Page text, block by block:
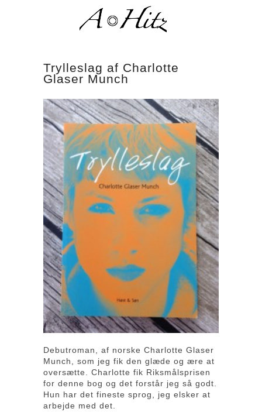
Trylleslag af Charlotte
Glaser Munch
Debutroman, af norske Charlotte Glaser
Munch, som jeg fik den glæde og ære at
oversætte. Charlotte fik Riksmålsprisen
for denne bog og det forstår jeg så godt.
Hun har det fineste sprog, jeg elsker at
arbejde med det.